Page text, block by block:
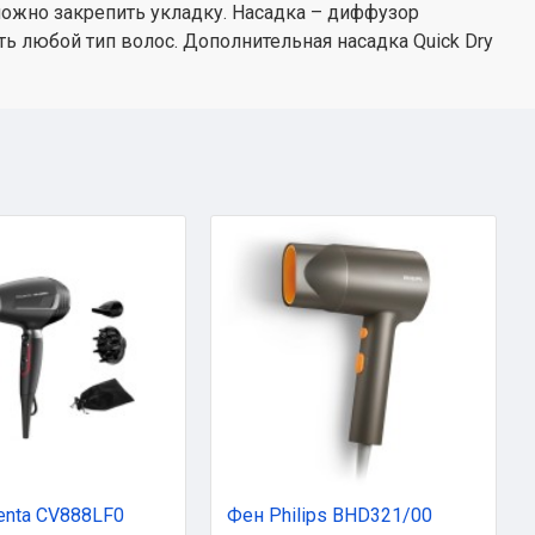
закрепить укладку. Насадка – диффузор
тип волос. Дополнительная насадка Quick Dry
CV888LF0 Фен Philips BHD321/00